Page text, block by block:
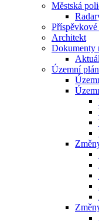
Městská
Příspěvkové
Architekt
Dokumenty
Územní